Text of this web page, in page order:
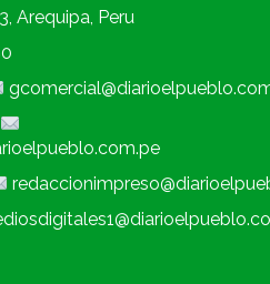
Arequipa, Peru